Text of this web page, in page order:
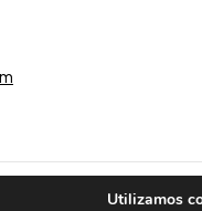
Utilizamos